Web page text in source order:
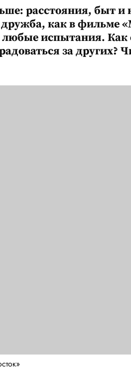
расстояния, быт и
как в фильме
любые испытания. Как
за других?